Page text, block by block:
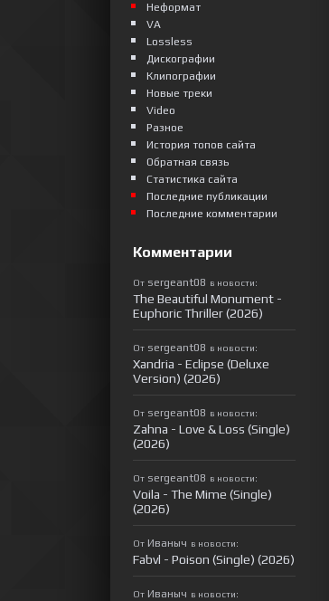
Неформат
VA
Lossless
Дискографии
Клипографии
Новые треки
Video
Разное
История топов сайта
Обратная связь
Статистика сайта
Последние публикации
Последние комментарии
Комментарии
От sergeant08 в новости:
The Beautiful Monument -
Euphoric Thriller (2026)
От sergeant08 в новости:
Xandria - Eclipse (Deluxe
Version) (2026)
От sergeant08 в новости:
Zahna - Love & Loss (Single)
(2026)
От sergeant08 в новости:
Voila - The Mime (Single)
(2026)
От Иваныч в новости:
Fabvl - Poison (Single) (2026)
От Иваныч в новости: